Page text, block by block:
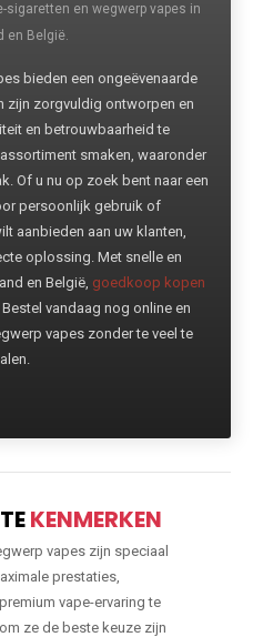
sigaretten en wegwerp vapes in
en België.
bieden een ongeëvenaarde
zijn zorgvuldig ontworpen en
en betrouwbaarheid te
smaken, waaronder
Of u nu op zoek bent naar een
persoonlijk gebruik of
aanbieden aan uw klanten,
oplossing. Met snelle en
en België, goedkoop kopen
vandaag nog online en
vapes zonder te veel te
KENMERKEN
vapes zijn speciaal
prestaties,
vape-ervaring te
ze de beste keuze zijn